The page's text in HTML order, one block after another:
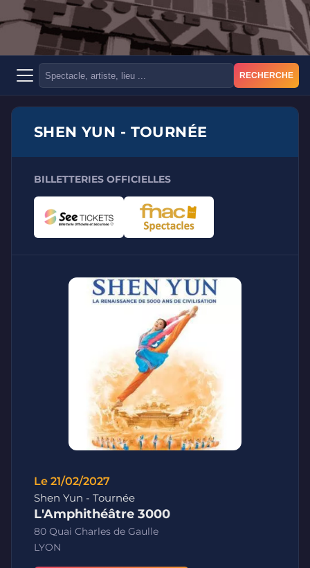
RECHERCHE
SHEN YUN - TOURNÉE
BILLETTERIES OFFICIELLES
Le 21/02/2027
Shen Yun - Tournée
L'Amphithéâtre 3000
80 Quai Charles de Gaulle
LYON